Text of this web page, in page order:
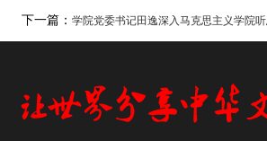
下一篇： 学院党委书记田逸深入马克思主义学院